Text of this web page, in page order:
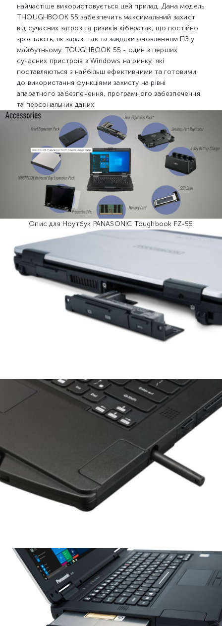
найчастіше використовується цей прилад. Дана модель
THOUGHBOOK 55 забезпечить максимальний захист
від сучасних загроз та ризиків кібератак, що постійно
зростають, як зараз, так та завдяки оновленням ПЗ у
майбутньому. TOUGHBOOK 55 - один з перших
сучасних пристроїв з Windows на ринку, які
поставляються з найбільш ефективними та готовими
до використання функціями захисту на рівні
апаратного забезпечення, програмного забезпечення
та персональних даних.
Опис для Ноутбук PANASONIC Toughbook FZ-55